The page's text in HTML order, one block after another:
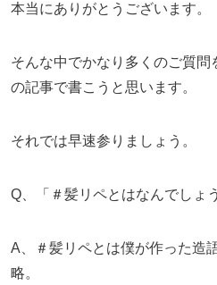
本当にありがとうございます。
そんな中でかなり多くのご質問
の記事で書こうと思います。
それでは早速参りましょう。
Q、「＃髪リペとはなんでしょ
A、＃髪リペとは僕が作った造
略。